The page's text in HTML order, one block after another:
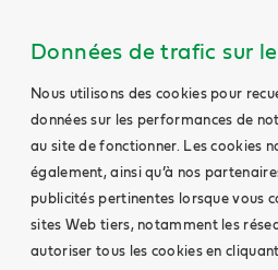
Données de trafic sur
Nous utilisons des cookies pour
données sur les performances de
au site de fonctionner. Les cookies
également, ainsi qu’à nos
publicités pertinentes lorsque vous
sites Web tiers, notamment les
autoriser tous les cookies en